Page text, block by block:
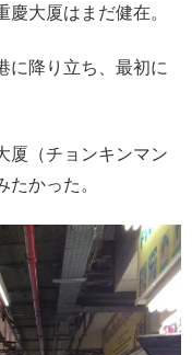
大厦はまだ健在。
に降り立ち、最初に
厦（チョンキンマン
かった。